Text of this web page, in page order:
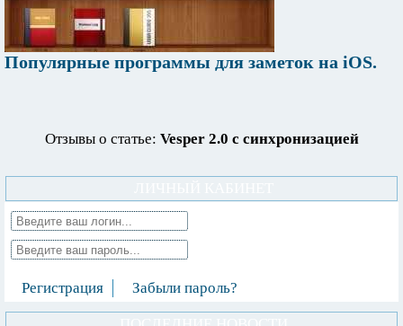
Популярные программы для заметок на iOS.
Отзывы о статье: Vesper 2.0 с синхронизацией
Регистрация Забыли пароль?